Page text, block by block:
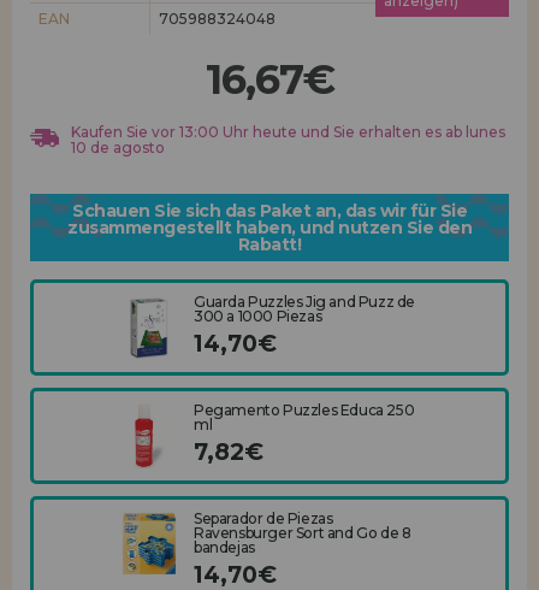
Los gehts! Wir haben auf dich gewartet.
HÄNDLERREGISTRIERUNG
EAN
705988324048
16,67€
Kaufen Sie vor 13:00 Uhr heute und Sie erhalten es ab lunes
10 de agosto
Schauen Sie sich das Paket an, das wir für Sie
zusammengestellt haben, und nutzen Sie den
Rabatt!
Guarda Puzzles Jig and Puzz de
300 a 1000 Piezas
14,70€
Pegamento Puzzles Educa 250
ml
7,82€
Separador de Piezas
Ravensburger Sort and Go de 8
bandejas
14,70€